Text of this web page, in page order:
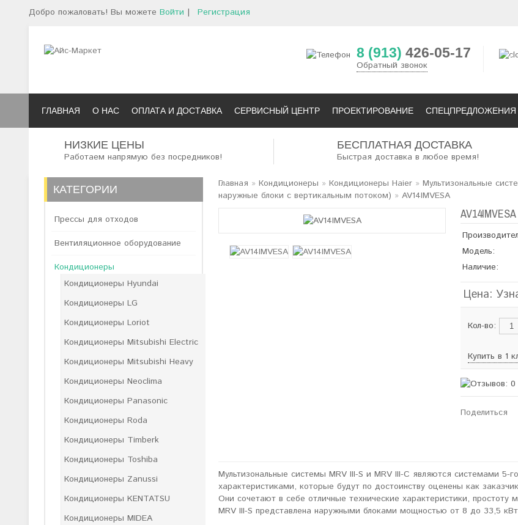
Добро пожаловать! Вы можете Войти | Регистрация
8 (913) 426-05-17
Обратный звонок
ГЛАВНАЯ О НАС ОПЛАТА И ДОСТАВКА СЕРВИСНЫЙ ЦЕНТР ПРОЕКТИРОВАНИЕ СПЕЦПРЕДЛОЖЕНИЯ
НИЗКИЕ ЦЕНЫ
Работаем напрямую без посредников!
БЕСПЛАТНАЯ ДОСТАВКА
Быстрая доставка в любое время!
КАТЕГОРИИ
Прессы для отходов
Вентиляционное оборудование
Кондиционеры
Кондиционеры Hyundai
Кондиционеры LG
Кондиционеры Loriot
Кондиционеры Mitsubishi Electric
Кондиционеры Mitsubishi Heavy
Кондиционеры Neoclima
Кондиционеры Panasonic
Кондиционеры Roda
Кондиционеры Timberk
Кондиционеры Toshiba
Кондиционеры Zanussi
Кондиционеры KENTATSU
Кондиционеры MIDEA
Главная » Кондиционеры » Кондиционеры Haier » Мультизональные
наружные блоки с вертикальным потоком) » AV14IMVESA
AV14IMVESA
Модель:
Наличие:
Цена:
Кол-во:
Купить в 1
Поделиться
Мультизональные системы MRV III-S и MRV III-C являются системами 5-
характеристиками, которые будут по достоинству оценены как
Они сочетают в себе отличные технические характеристики,
MRV III-S представлена наружными блоками мощностью от 8 до 33,5